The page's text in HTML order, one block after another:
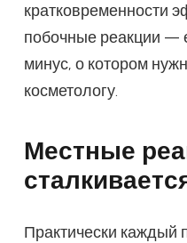
кратковременности
побочные реакции —
минус, о котором
косметологу.
Местные
Практически каждый